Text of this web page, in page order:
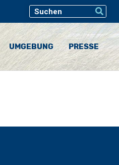
UMGEBUNG PRESSE